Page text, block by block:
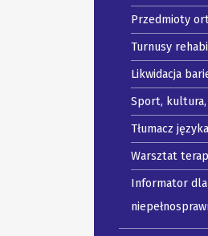
Przedmioty
Turnusy
Likwidacja
Sport,
Tłumacz
Warsztat
Informator